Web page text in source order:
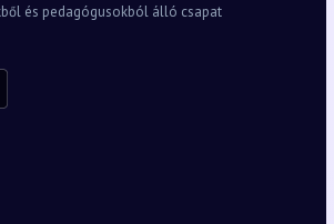
és pedagógusokból álló csapat